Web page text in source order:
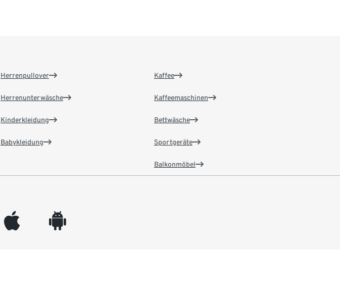
Herrenpullover
Herrenunterwäsche
Kinderkleidung
Babykleidung
Kaffee
Kaffeemaschinen
Bettwäsche
Sportgeräte
Balkonmöbel
appleinc android